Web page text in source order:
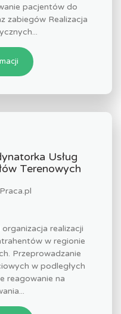
pacjentów do
zabiegów Realizacja
Usług
Terenowych
realizacji
w regionie
Przeprowadzanie
w podległych
reagowanie na